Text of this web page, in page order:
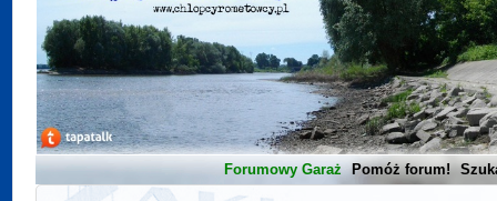
Forumowy Garaż Pomóż forum!